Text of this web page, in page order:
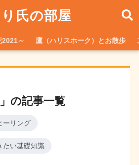
氏の部屋
2021～ 鷹（ハリスホーク）とお散歩
の記事一覧
ーリング
たい基礎知識